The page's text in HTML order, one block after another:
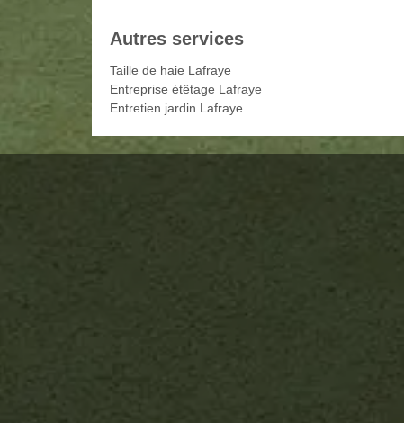
Autres services
Taille de haie Lafraye
Entreprise étêtage Lafraye
Entretien jardin Lafraye